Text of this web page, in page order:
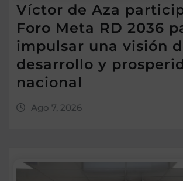
Víctor de Aza
Foro Meta RD 2036
impulsar una visión
desarrollo y
nacional
Ago 7, 2026